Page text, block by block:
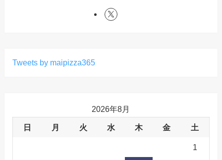
Tweets by maipizza365
2026年8月
日 月 火 水 木 金 土
1